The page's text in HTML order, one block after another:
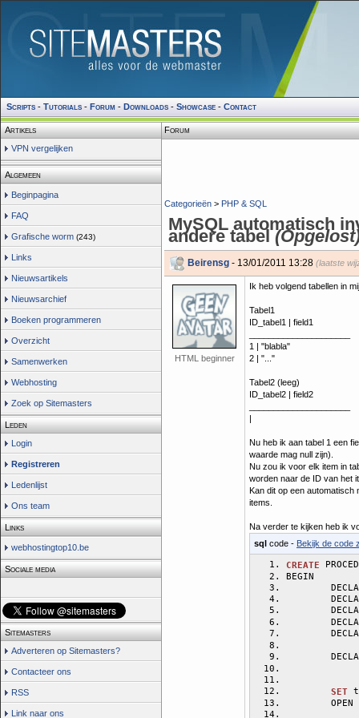
Scripts - Tutorials - Forum - Downloads - Showcase - Contact
Artikels
VPN vergelijken
Algemeen
Beginpagina
FAQ
Grafische worm (243)
Links
Nieuwsartikels
Nieuwsarchief
Boeken programmeren
Overzicht
Samenwerken
Webhosting
Zoek op Sitemasters
Leden
Login
Registreren
Ledenlijst
Ons team
Links
webhostingtop10.be
Sociale media
Sitemasters
Adverteren op Sitemasters?
Contacteer ons
RSS
Link naar ons
Forum
Categorieën > PHP & SQL
MySQL automatisch
andere tabel
Beirensg - 13/01/2011 13:28 (laatste
HTML beginner
Ik heb volgend tabellen in
Tabel1
ID_tabel1 | field1
1 | "blabla"
2 | "..."
Tabel2 (leeg)
ID_tabel2 | field2
|
Nu heb ik aan tabel 1 een
waarde mag null zijn).
Nu zou ik voor elk item in
worden naar de ID van het
Kan dit op een automatisch
items.
Na verder te kijken heb ik
sql code - Bekijk de code
CREATE
BEGIN
SET
OPEN